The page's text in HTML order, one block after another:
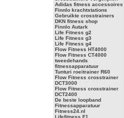
Adidas fitness accessoires
Finnlo krachtstations
Gebruikte crosstrainers
DKN fitness shop
Finnlo Autark
Life Fitness g2
Life Fitness g3
Life Fitness g4
Flow Fitness HT4000
Flow Fitness CT4000
tweedehands
fitnessapparatuur
Tunturi roeitrainer R60
Flow Fitness crosstrainer
DCT3000
Flow Fitness crosstrainer
DCT2400
De beste loopband
Fitnessapparatuur
Fitness24.nl
Lifefitness F1